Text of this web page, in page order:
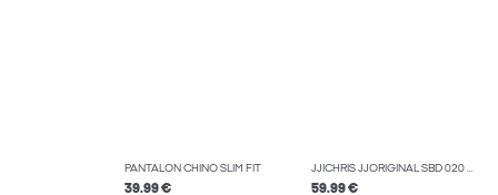
PANTALON CHINO SLIM FIT
39.99 €
JJICHRIS JJORIGINAL SBD 020 NOOS JEAN COUPE DÉCONTRACTÉE
59.99 €